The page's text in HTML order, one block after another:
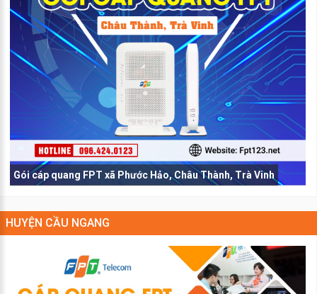
Gói cáp quang FPT xã Phước Hảo, Châu Thành, Trà Vinh
HUYỆN CẦU NGANG